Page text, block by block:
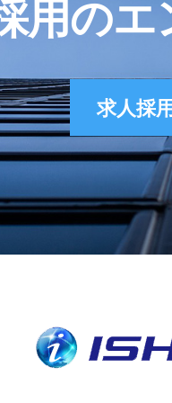
用の
求人採